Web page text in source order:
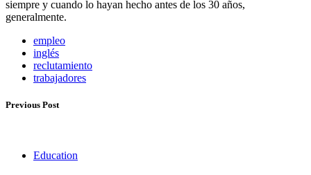
siempre y cuando lo hayan hecho antes de los 30 años,
generalmente.
empleo
inglés
reclutamiento
trabajadores
Previous Post
Education